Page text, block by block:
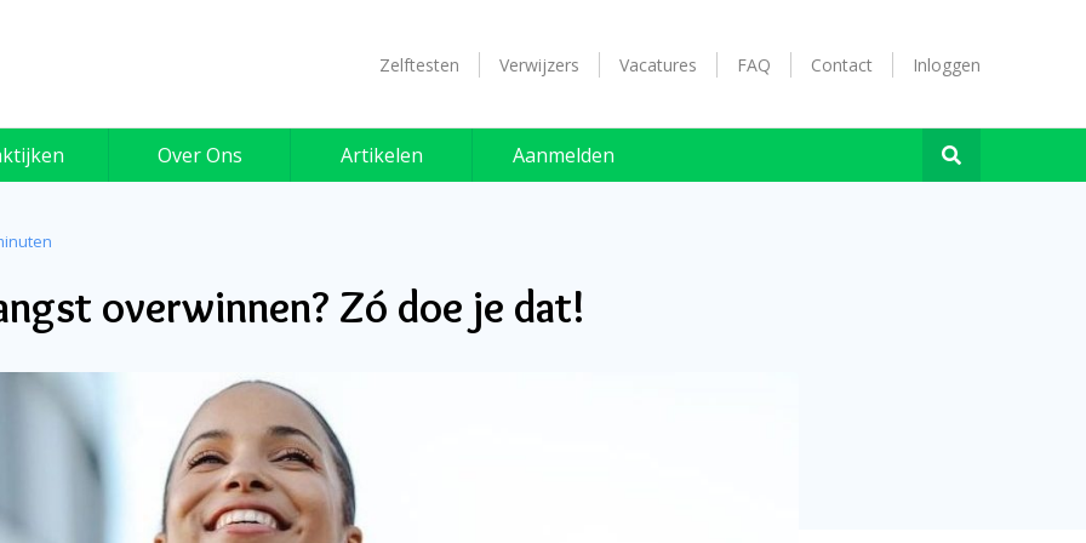
Zelftesten Verwijzers Vacatures FAQ Contact Inloggen
Over Ons Artikelen Aanmelden
overwinnen? Zó doe je dat!